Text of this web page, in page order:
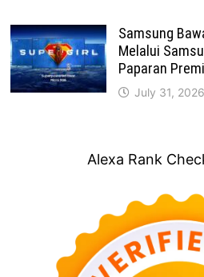
Samsung
Melalui
Paparan
July 31, 2026
Alexa Rank